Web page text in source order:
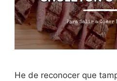
He de reconocer que